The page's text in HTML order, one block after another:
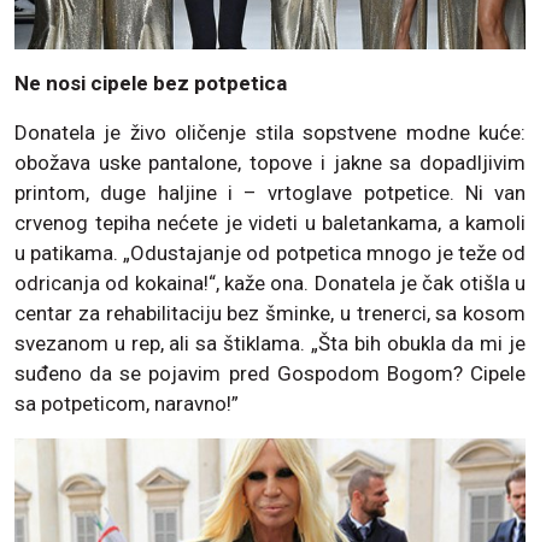
Ne nosi cipele bez potpetica
Donatela je živo oličenje stila sopstvene modne kuće:
obožava uske pantalone, topove i jakne sa dopadljivim
printom, duge haljine i – vrtoglave potpetice. Ni van
crvenog tepiha nećete je videti u baletankama, a kamoli
u patikama. „Odustajanje od potpetica mnogo je teže od
odricanja od kokaina!“, kaže ona. Donatela je čak otišla u
centar za rehabilitaciju bez šminke, u trenerci, sa kosom
svezanom u rep, ali sa štiklama. „Šta bih obukla da mi je
suđeno da se pojavim pred Gospodom Bogom? Cipele
sa potpeticom, naravno!”